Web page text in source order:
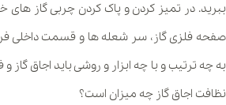
ببرید. در تمیز کردن و پاک کردن چربی گاز های
صفحه فلزی گاز، سر شعله ها و قسمت داخلی فر
به چه ترتیب و با چه ابزار و روشی باید اجاق گاز
نظافت اجاق گاز چه میزان است؟